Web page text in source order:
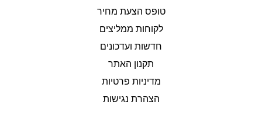
טופס הצעת מחיר
לקוחות ממליצים
חדשות ועדכונים
תקנון האתר
מדיניות פרטיות
הצהרת נגישות